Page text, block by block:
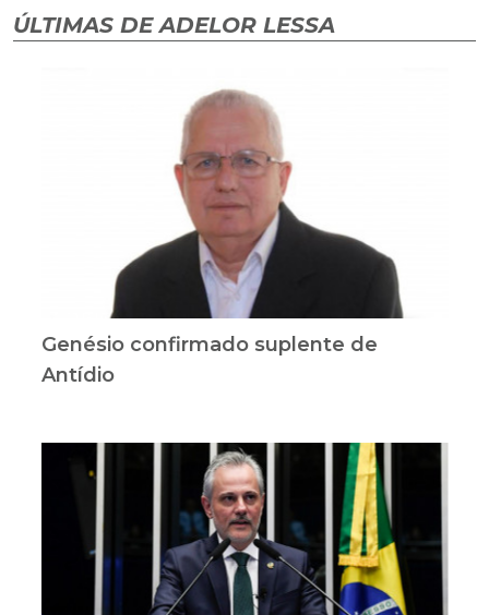
ÚLTIMAS DE ADELOR LESSA
Genésio confirmado suplente de
Antídio